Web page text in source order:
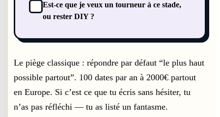
Est-ce que je veux un tourneur à ce stade,
ou rester DIY ?
Le piège classique : répondre par défaut “le plus haut
possible partout”. 100 dates par an à 2000€ partout
en Europe. Si c’est ce que tu écris sans hésiter, tu
n’as pas réfléchi — tu as listé un fantasme.